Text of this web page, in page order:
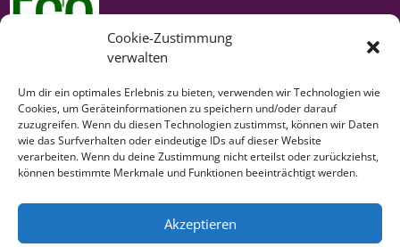
Cookie-Zustimmung
verwalten
Um dir ein optimales Erlebnis zu bieten, verwenden wir Technologien wie
Cookies, um Geräteinformationen zu speichern und/oder darauf
zuzugreifen. Wenn du diesen Technologien zustimmst, können wir Daten
wie das Surfverhalten oder eindeutige IDs auf dieser Website
verarbeiten. Wenn du deine Zustimmung nicht erteilst oder zurückziehst,
können bestimmte Merkmale und Funktionen beeinträchtigt werden.
Akzeptieren